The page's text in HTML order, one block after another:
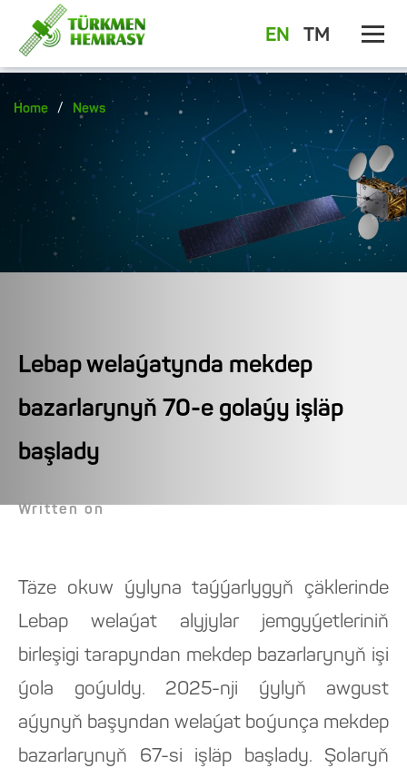
EN TM
Home / News
Lebap welaýatynda mekdep
bazarlarynyň 70-e golaýy işläp
başlady
Written on
Täze okuw ýylyna taýýarlygyň çäklerinde
Lebap welaýat alyjylar jemgyýetleriniň
birleşigi tarapyndan mekdep bazarlarynyň işi
ýola goýuldy. 2025-nji ýylyň awgust
aýynyň başyndan welaýat boýunça mekdep
bazarlarynyň 67-si işläp başlady. Şolaryň